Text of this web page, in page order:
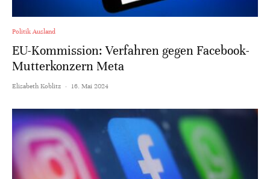
Politik Ausland
EU-Kommission: Verfahren gegen Facebook-
Mutterkonzern Meta
Elisabeth Koblitz · 16. Mai 2024